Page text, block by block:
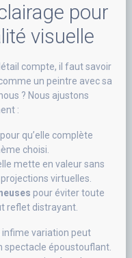
pour
visuelle
compte, il faut savoir
un peintre avec sa
? Nous ajustons
:
pour qu’elle complète
choisi.
mette en valeur sans
virtuelles.
pour éviter toute
reflet distrayant.
infime variation peut
spectacle époustouflant.